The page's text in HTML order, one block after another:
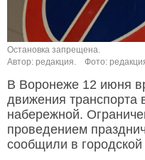
Остановка запрещена.
Автор: редакция.
Фото:
В Воронеже 12 июня
движения транспорта
набережной.
проведением
сообщили в